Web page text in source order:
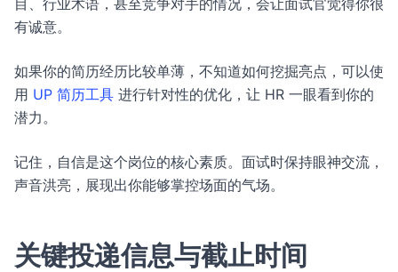
目、行业术语，甚至竞争对手的情况，会让面试官觉得你很
有诚意。
如果你的简历经历比较单薄，不知道如何挖掘亮点，可以使
用 UP 简历工具 进行针对性的优化，让 HR 一眼看到你的
潜力。
记住，自信是这个岗位的核心素质。面试时保持眼神交流，
声音洪亮，展现出你能够掌控场面的气场。
关键投递信息与截止时间